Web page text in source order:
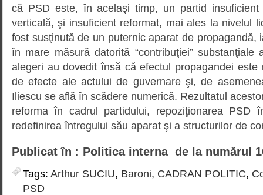
că PSD este, în acelaşi timp, un partid
verticală, şi insuficient reformat, mai ales la nivelul
fost susţinută de un puternic aparat de propagandă,
în mare măsură datorită “contribuţiei”
alegeri au dovedit însă că efectul propagandei
de efecte ale actului de guvernare şi, de
Iliescu se află în scădere numerică. Rezultatul
reforma în cadrul partidului, repoziţionarea PSD
redefinirea întregului său aparat şi a structurilor de
Publicat în : Politica interna de la numărul
Tags: Arthur SUCIU, Baroni, CADRAN POLITIC,
PSD